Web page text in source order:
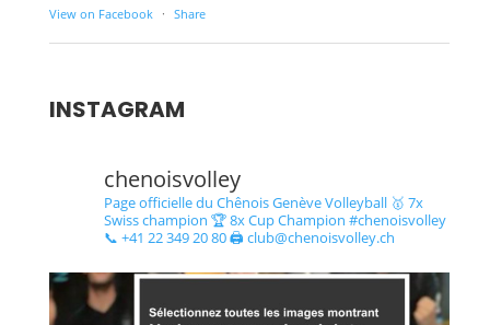
View on Facebook · Share
INSTAGRAM
chenoisvolley
Page officielle du Chênois Genève Volleyball 🥇 7x
Swiss champion 🏆 8x Cup Champion #chenoisvolley
📞 +41 22 349 20 80 🖨 club@chenoisvolley.ch